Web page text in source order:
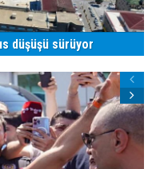
düşüşü sürüyor